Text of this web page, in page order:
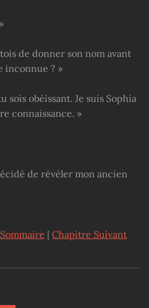
de donner son nom avant
inconnue ? »
sois obéissant. Je suis Sophia
connaissance. »
de révéler mon ancien
Sommaire | Chapitre Suivant